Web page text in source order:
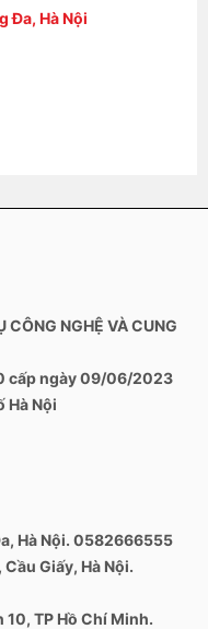
Đa, Hà Nội
NGHỆ VÀ CUNG
cấp ngày 09/06/2023
Hà Nội
Hà Nội. 0582666555
Giấy, Hà Nội.
10, TP Hồ Chí Minh.